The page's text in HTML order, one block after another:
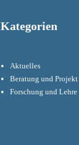
Kategorien
Aktuelles
Beratung und Projekt
Forschung und Lehre